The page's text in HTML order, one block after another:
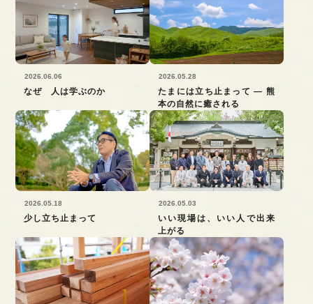
2026.06.06
なぜ 人は学ぶのか
2026.05.28
たまには立ち止まって ― 熊
本の自然に癒される
2026.05.18
少し立ち止まって
2026.05.03
いい現場は、いい人で出来
上がる